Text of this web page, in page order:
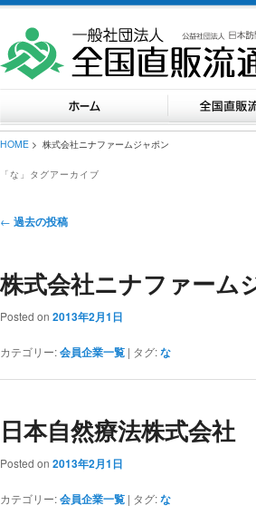
HOME > 株式会社ニナファームジャポン
「な 」タグアーカイブ
投稿ナビゲーション
← 過去の投稿
株式会社ニナファーム
Posted on 2013年2月1日
カテゴリー:会員企業一覧 | タグ:な
日本自然療法株式会社
Posted on 2013年2月1日
カテゴリー:会員企業一覧 | タグ:な